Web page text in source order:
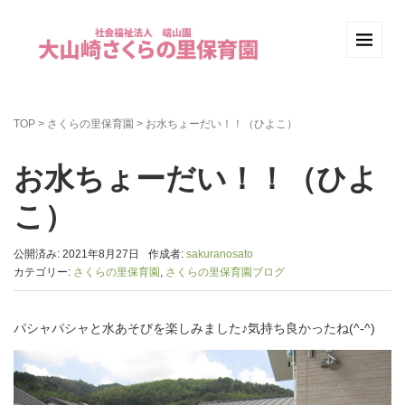
TOP > さくらの里保育園 > お水ちょーだい！！（ひよこ）
お水ちょーだい！！（ひよ
こ）
公開済み: 2021年8月27日 作成者: sakuranosato
カテゴリー: さくらの里保育園 , さくらの里保育園ブログ
パシャパシャと水あそびを楽しみました♪気持ち良かったね(^-^)